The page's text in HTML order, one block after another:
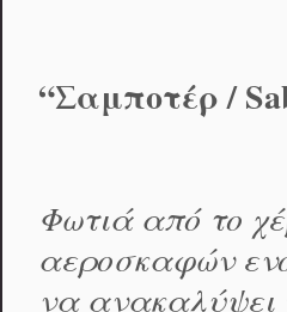
“Σαμποτέρ /
Φωτιά από το
αεροσκαφών
να ανακαλύψει